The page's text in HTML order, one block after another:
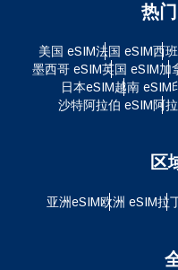
热
美国 eSIM法国 eSIM西
墨西哥 eSIM英国 eSIM加
日本eSIM越南 eSIM
沙特阿拉伯 eSIM阿
区
亚洲eSIM欧洲 eSIM拉